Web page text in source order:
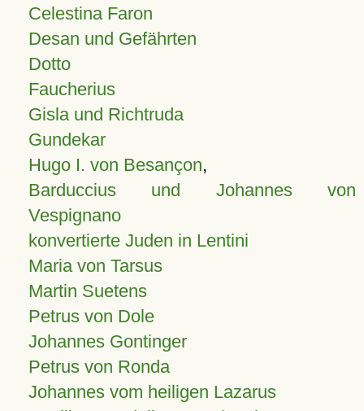
Celestina Faron
Desan und Gefährten
Dotto
Faucherius
Gisla und Richtruda
Gundekar
Hugo I. von Besançon,
Barduccius und Johannes von
Vespignano
konvertierte Juden in Lentini
Maria von Tarsus
Martin Suetens
Petrus von Dole
Johannes Gontinger
Petrus von Ronda
Johannes vom heiligen Lazarus